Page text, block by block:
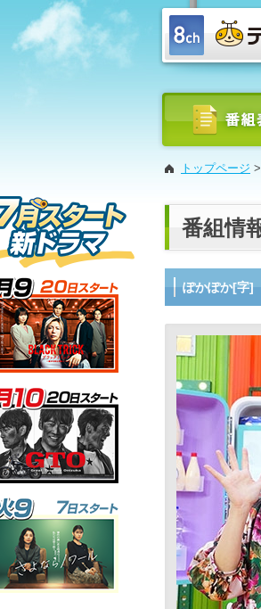
トップページ >
番組情
ぽかぽか[字]